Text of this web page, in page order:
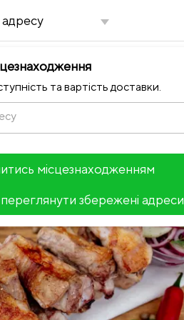
та вартість доставки.
місцезнаходженням
збережені адреси